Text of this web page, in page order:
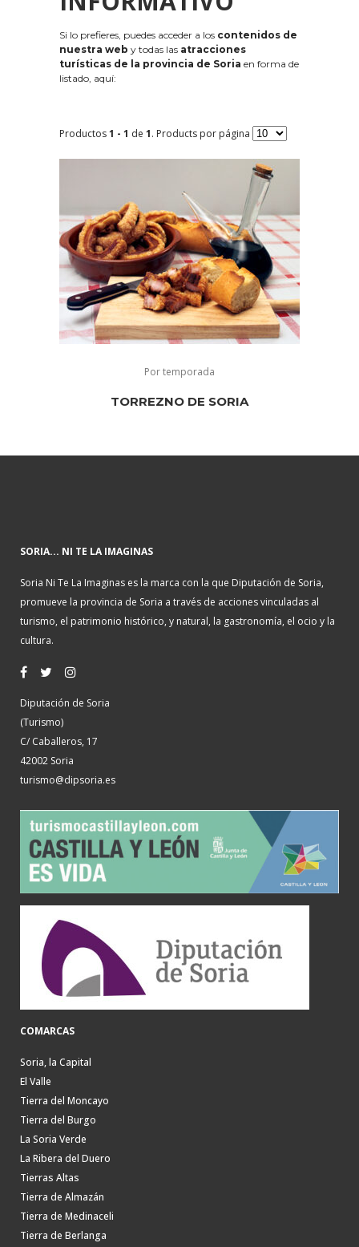
Si lo prefieres, puedes acceder a los contenidos de
nuestra web y todas las atracciones
turísticas de la provincia de Soria en forma de
listado, aquí:
Productos1 - 1 de 1. Products por página
Por temporada
TORREZNO DE SORIA
SORIA... NI TE LA IMAGINAS
Soria Ni Te La Imaginas es la marca con la que Diputación de Soria,
promueve la provincia de Soria a través de acciones vinculadas al
turismo, el patrimonio histórico, y natural, la gastronomía, el ocio y la
cultura.
Diputación de Soria
(Turismo)
C/ Caballeros, 17
42002 Soria
turismo@dipsoria.es
COMARCAS
Soria, la Capital
El Valle
Tierra del Moncayo
Tierra del Burgo
La Soria Verde
La Ribera del Duero
Tierras Altas
Tierra de Almazán
Tierra de Medinaceli
Tierra de Berlanga